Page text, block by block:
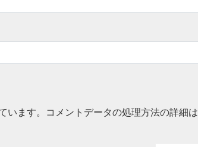
います。
コメントデータの処理方法の詳細は